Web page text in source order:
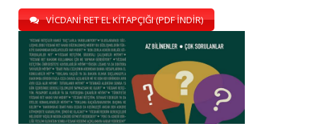
VİCDANİ RET EL KİTAPÇIĞI (PDF İNDİR)